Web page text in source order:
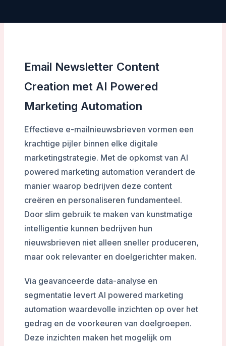
Email Newsletter Content
Creation met AI Powered
Marketing Automation
Effectieve e-mailnieuwsbrieven vormen een
krachtige pijler binnen elke digitale
marketingstrategie. Met de opkomst van AI
powered marketing automation verandert de
manier waarop bedrijven deze content
creëren en personaliseren fundamenteel.
Door slim gebruik te maken van kunstmatige
intelligentie kunnen bedrijven hun
nieuwsbrieven niet alleen sneller produceren,
maar ook relevanter en doelgerichter maken.
Via geavanceerde data-analyse en
segmentatie levert AI powered marketing
automation waardevolle inzichten op over het
gedrag en de voorkeuren van doelgroepen.
Deze inzichten maken het mogelijk om